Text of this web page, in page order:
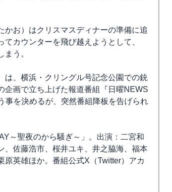
お）はクリスマスディナーの準備に追
カウンターを飛び越えようとして、
う。
は、横浜・クリングル号記念公園での銃
企画で立ち上げた報道番組『日曜NEWS
事を決めるが、突然番組降板を告げられ
～聖夜のから騒ぎ～」。出演：二宮和
佐藤浩市、桜井ユキ、井之脇海、福本
英雄ほか。番組公式X（Twitter）アカ